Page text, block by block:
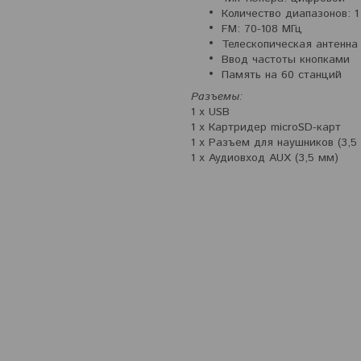
Количество диапазонов: 1
FM: 70-108 МГц
Телескопическая антенна
Ввод частоты кнопками
Память на 60 станций
Разъемы:
1 х USB
1 х Картридер microSD-карт
1 х Разъем для наушников
1 х Аудиовход AUX (3,5 мм)